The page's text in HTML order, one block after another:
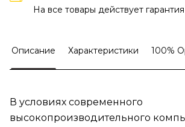
На все товары действует
Описание Характеристики 100%
В условиях современного
высокопроизводительного